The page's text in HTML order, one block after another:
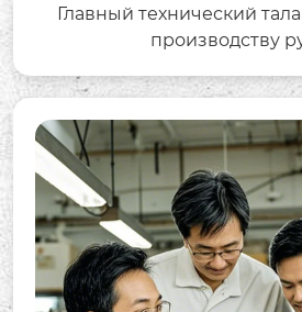
Главный технический
производству